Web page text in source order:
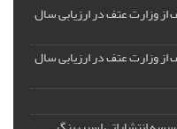
وزارت عتف در ارزیابی سال
وزارت عتف در ارزیابی سال